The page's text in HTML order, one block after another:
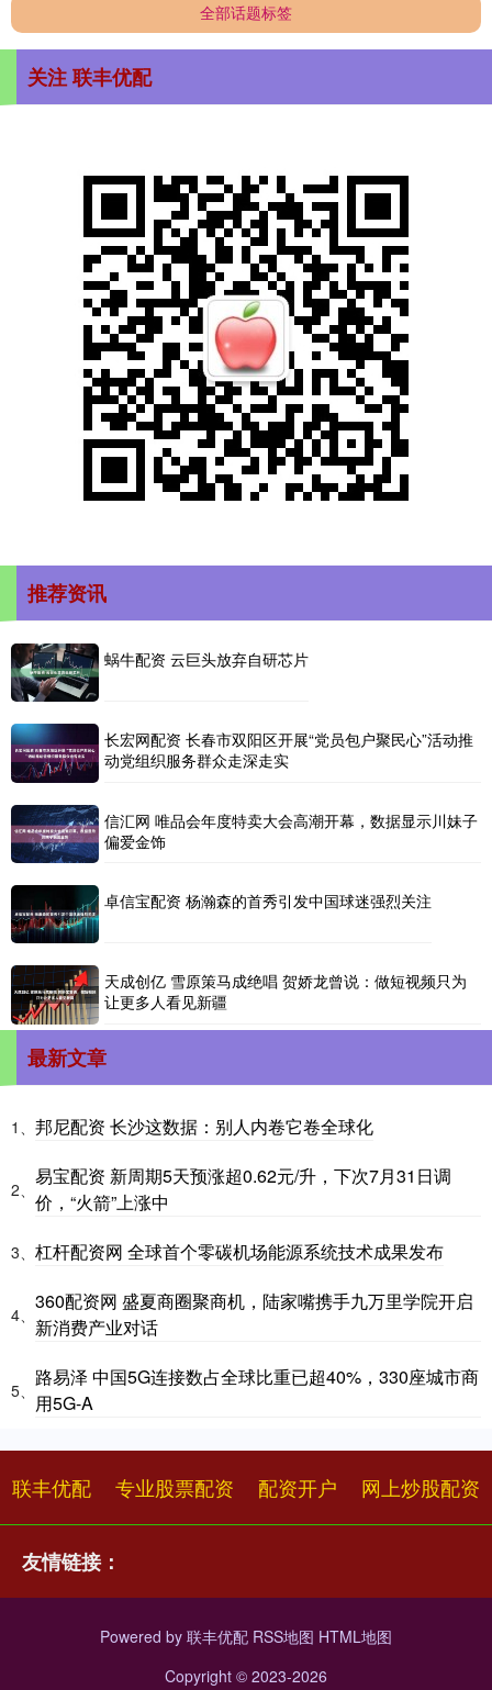
全部话题标签
关注 联丰优配
推荐资讯
蜗牛配资 云巨头放弃自研芯片
长宏网配资 长春市双阳区开展“党员包户聚民心”活动推
动党组织服务群众走深走实
信汇网 唯品会年度特卖大会高潮开幕，数据显示川妹子
偏爱金饰
卓信宝配资 杨瀚森的首秀引发中国球迷强烈关注
天成创亿 雪原策马成绝唱 贺娇龙曾说：做短视频只为
让更多人看见新疆
最新文章
1、 邦尼配资 长沙这数据：别人内卷它卷全球化
2、
易宝配资 新周期5天预涨超0.62元/升，下次7月31日调
价，“火箭”上涨中
3、 杠杆配资网 全球首个零碳机场能源系统技术成果发布
4、
360配资网 盛夏商圈聚商机，陆家嘴携手九万里学院开启
新消费产业对话
5、
路易泽 中国5G连接数占全球比重已超40%，330座城市商
用5G-A
联丰优配 专业股票配资 配资开户 网上炒股配资
友情链接：
Powered by 联丰优配 RSS地图 HTML地图
Copyright © 2023-2026